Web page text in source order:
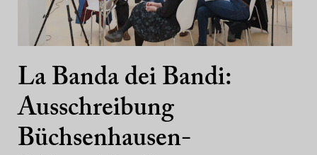
La Banda dei Bandi:
Ausschreibung
Büchsenhausen-